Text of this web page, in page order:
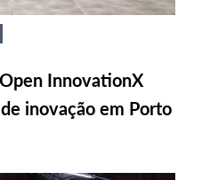
InnovationX
inovação em Porto